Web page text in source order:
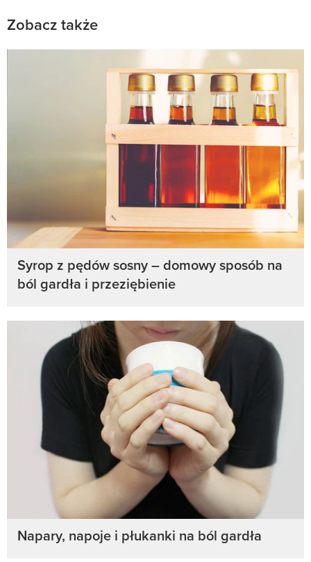
Zobacz także
Syrop z pędów sosny – domowy sposób na
ból gardła i przeziębienie
Napary, napoje i płukanki na ból gardła